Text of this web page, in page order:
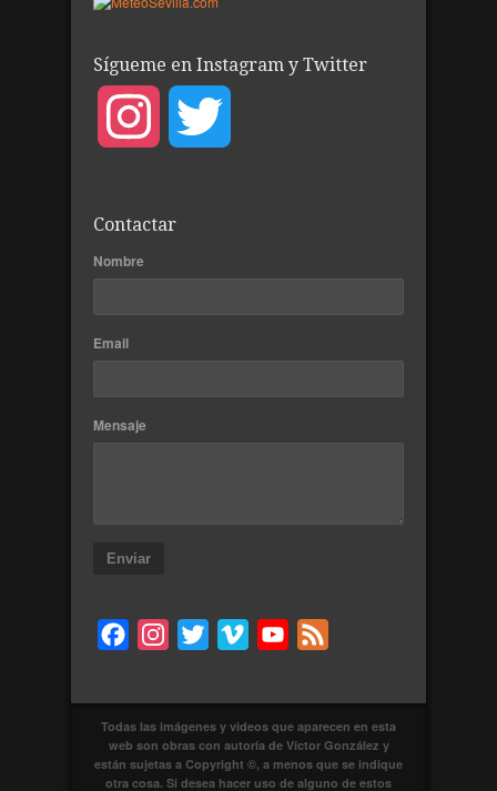
Sígueme en Instagram y Twitter
Instagram
Contactar
Nombre
Email
Mensaje
Enviar
FacebookInstagram
Twitter Vimeo YouTube
Todas las imágenes y videos que aparecen en esta
web son obras con autoría de Víctor González y
están sujetas a Copyright ©, a menos que se indique
otra cosa. Si desea hacer uso de alguno de estos